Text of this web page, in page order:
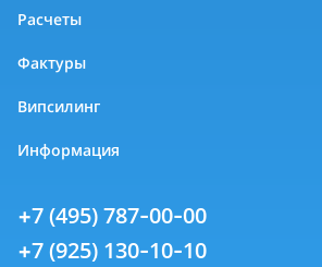
Расчеты
Фактуры
Випсилинг
Информация
+7 (495) 787-00-00
+7 (925) 130-10-10